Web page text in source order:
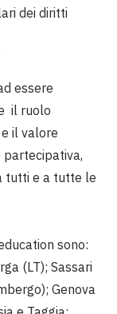
dei diritti
essere
il ruolo
il valore
partecipativa,
tutti e a tutte le
sono:
(LT); Sassari
Genova